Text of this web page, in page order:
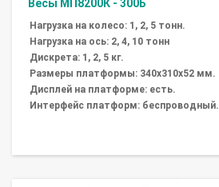
Весы МП8200К - 300Б
Нагрузка на колесо: 1, 2, 5 тонн.
Нагрузка на ось: 2, 4, 10 тонн
Дискрета: 1, 2, 5 кг.
Размеры платформы: 340х310х52 мм.
Дисплей на платформе: есть.
Интерфейс платформ: беспроводный.